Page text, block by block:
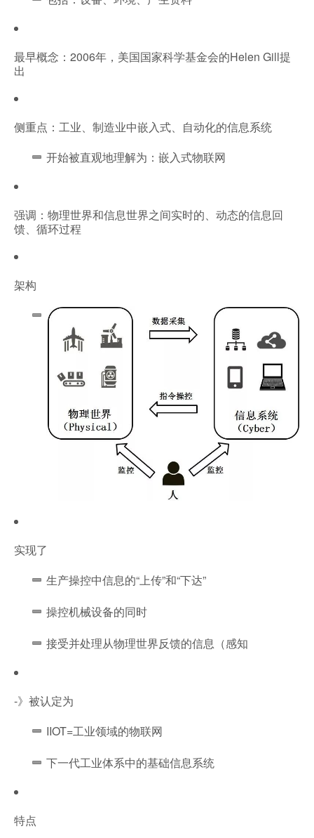
最早概念：2006年，美国国家科学基金会的Helen Gill提
出
侧重点：工业、制造业中嵌入式、自动化的信息系统
开始被直观地理解为：嵌入式物联网
强调：物理世界和信息世界之间实时的、动态的信息回
馈、循环过程
架构
实现了
生产操控中信息的“上传”和“下达”
操控机械设备的同时
接受并处理从物理世界反馈的信息（感知
-》被认定为
IIOT=工业领域的物联网
下一代工业体系中的基础信息系统
特点